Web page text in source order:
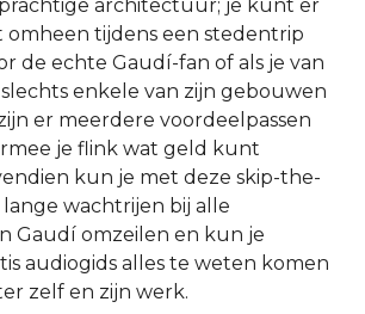
architectuur; je kunt er
tijdens een stedentrip
de echte Gaudí-fan of als je van
enkele van zijn gebouwen
er meerdere voordeelpassen
je flink wat geld kunt
kun je met deze skip-the-
lange wachtrijen bij alle
Gaudí omzeilen en kun je
audiogids alles te weten komen
zelf en zijn werk.